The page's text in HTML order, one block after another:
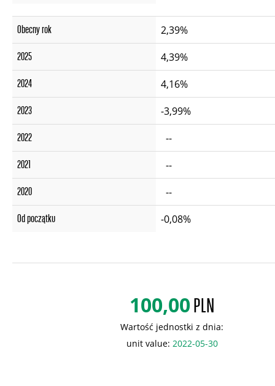
Obecny rok 2,39%
2025 4,39%
2024 4,16%
2023 -3,99%
2022 --
2021 --
2020 --
Od początku -0,08%
100,00PLN
Wartość jednostki z dnia:
unit value: 2022-05-30